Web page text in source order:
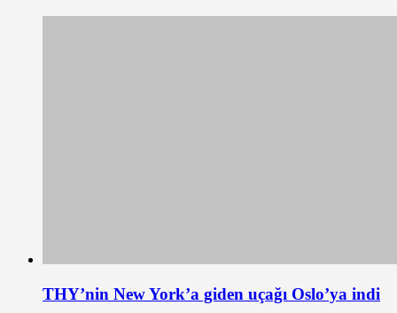
THY’nin New York’a giden uçağı Oslo’ya indi